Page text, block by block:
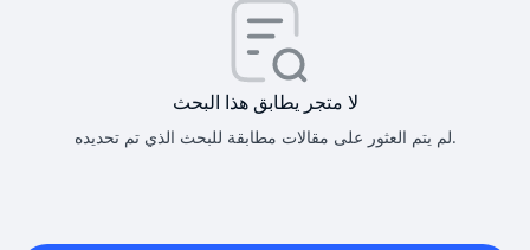
لا متجر يطابق هذا البحث
لم يتم العثور على مقالات مطابقة للبحث الذي تم تحديده.